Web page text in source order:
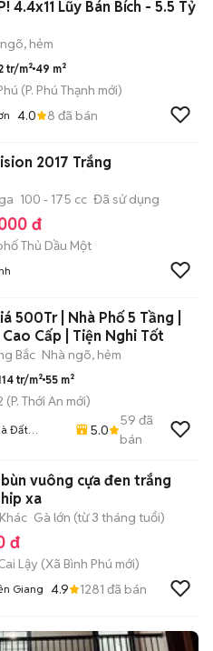
4.4x11 Lũy Bán Bích - 5.5 Tỷ
hẻm
tr/m² 49 m²
(P. Phú Thạnh mới)
4.0 8 đã bán
2017 Trắng
100 - 175 cc Đã sử dụng
đ
Thủ Dầu Một
500Tr | Nhà Phố 5 Tầng |
Cấp | Tiện Nghi Tốt
Bắc Nhà ngõ, hẻm
tr/m² 55 m²
(P. Thới An mới)
Đất
5.0
59 đã
bán
trắng
xa
Gà lớn (từ 3 tháng tuổi)
đ
Lậy (Xã Bình Phú mới)
Giang 4.9 1281 đã bán